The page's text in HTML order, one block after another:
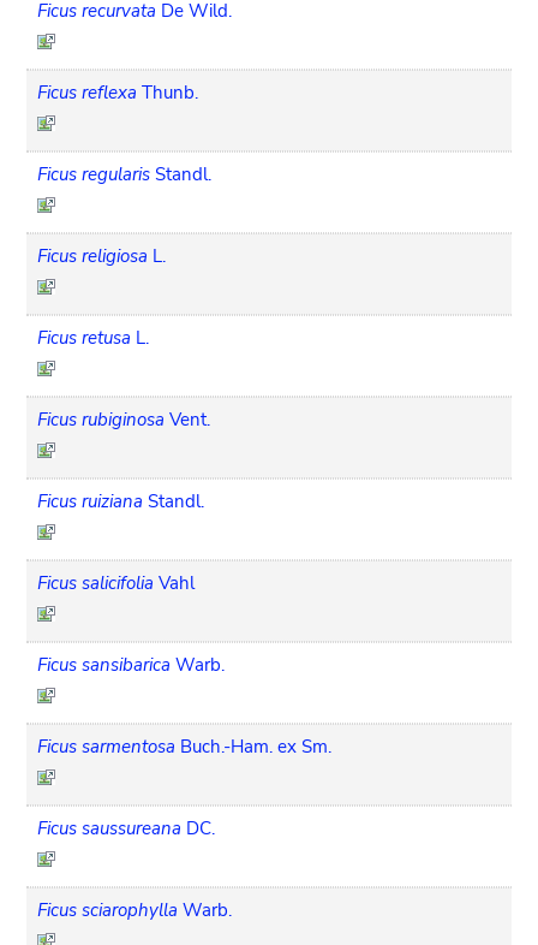
Ficus recurvata De Wild.
Ficus reflexa Thunb.
Ficus regularis Standl.
Ficus religiosa L.
Ficus retusa L.
Ficus rubiginosa Vent.
Ficus ruiziana Standl.
Ficus salicifolia Vahl
Ficus sansibarica Warb.
Ficus sarmentosa Buch.-Ham. ex Sm.
Ficus saussureana DC.
Ficus sciarophylla Warb.